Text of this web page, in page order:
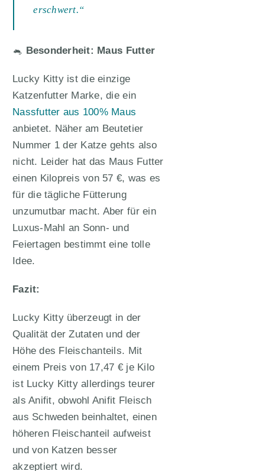
erschwert.“
🐁 Besonderheit: Maus Futter
Lucky Kitty ist die einzige
Katzenfutter Marke, die ein
Nassfutter aus 100% Maus
anbietet. Näher am Beutetier
Nummer 1 der Katze gehts also
nicht. Leider hat das Maus Futter
einen Kilopreis von 57 €, was es
für die tägliche Fütterung
unzumutbar macht. Aber für ein
Luxus-Mahl an Sonn- und
Feiertagen bestimmt eine tolle
Idee.
Fazit:
Lucky Kitty überzeugt in der
Qualität der Zutaten und der
Höhe des Fleischanteils. Mit
einem Preis von 17,47 € je Kilo
ist Lucky Kitty allerdings teurer
als Anifit, obwohl Anifit Fleisch
aus Schweden beinhaltet, einen
höheren Fleischanteil aufweist
und von Katzen besser
akzeptiert wird.